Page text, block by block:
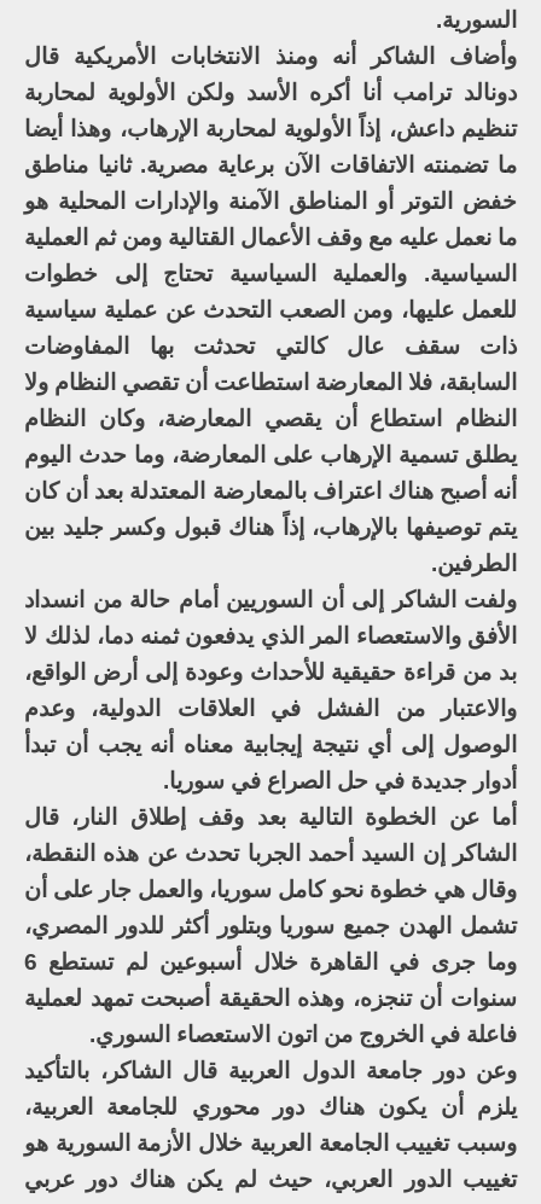
السورية.
وأضاف الشاكر أنه ومنذ الانتخابات الأمريكية قال
دونالد ترامب أنا أكره الأسد ولكن الأولوية لمحاربة
تنظيم داعش، إذاً الأولوية لمحاربة الإرهاب، وهذا أيضا
ما تضمنته الاتفاقات الآن برعاية مصرية. ثانيا مناطق
خفض التوتر أو المناطق الآمنة والإدارات المحلية هو
ما نعمل عليه مع وقف الأعمال القتالية ومن ثم العملية
السياسية. والعملية السياسية تحتاج إلى خطوات
للعمل عليها، ومن الصعب التحدث عن عملية سياسية
ذات سقف عال كالتي تحدثت بها المفاوضات
السابقة، فلا المعارضة استطاعت أن تقصي النظام ولا
النظام استطاع أن يقصي المعارضة، وكان النظام
يطلق تسمية الإرهاب على المعارضة، وما حدث اليوم
أنه أصبح هناك اعتراف بالمعارضة المعتدلة بعد أن كان
يتم توصيفها بالإرهاب، إذاً هناك قبول وكسر جليد بين
الطرفين.
ولفت الشاكر إلى أن السوريين أمام حالة من انسداد
الأفق والاستعصاء المر الذي يدفعون ثمنه دما، لذلك لا
بد من قراءة حقيقية للأحداث وعودة إلى أرض الواقع،
والاعتبار من الفشل في العلاقات الدولية، وعدم
الوصول إلى أي نتيجة إيجابية معناه أنه يجب أن تبدأ
أدوار جديدة في حل الصراع في سوريا.
أما عن الخطوة التالية بعد وقف إطلاق النار، قال
الشاكر إن السيد أحمد الجربا تحدث عن هذه النقطة،
وقال هي خطوة نحو كامل سوريا، والعمل جار على أن
تشمل الهدن جميع سوريا وبتلور أكثر للدور المصري،
وما جرى في القاهرة خلال أسبوعين لم تستطع 6
سنوات أن تنجزه، وهذه الحقيقة أصبحت تمهد لعملية
فاعلة في الخروج من اتون الاستعصاء السوري.
وعن دور جامعة الدول العربية قال الشاكر، بالتأكيد
يلزم أن يكون هناك دور محوري للجامعة العربية،
وسبب تغييب الجامعة العربية خلال الأزمة السورية هو
تغييب الدور العربي، حيث لم يكن هناك دور عربي